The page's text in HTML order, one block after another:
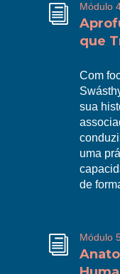
i Módulo
que
Com
sua
uma
de
i Módulo